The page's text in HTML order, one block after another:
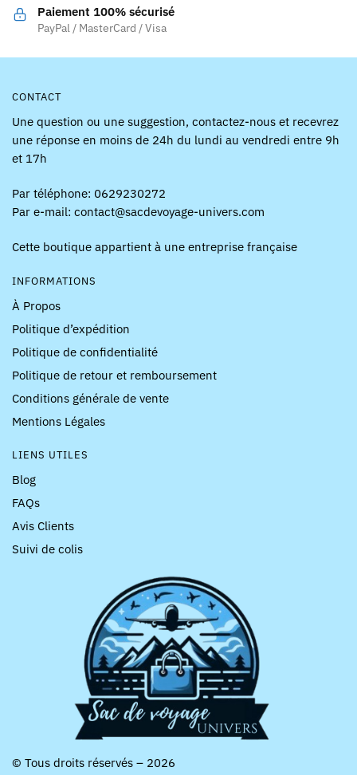
Paiement 100% sécurisé
PayPal / MasterCard / Visa
CONTACT
Une question ou une suggestion, contactez-nous et recevrez
une réponse en moins de 24h du lundi au vendredi entre 9h
et 17h
Par téléphone: 0629230272
Par e-mail: contact@sacdevoyage-univers.com
Cette boutique appartient à une entreprise française
INFORMATIONS
À Propos
Politique d’expédition
Politique de confidentialité
Politique de retour et remboursement
Conditions générale de vente
Mentions Légales
LIENS UTILES
Blog
FAQs
Avis Clients
Suivi de colis
© Tous droits réservés – 2026